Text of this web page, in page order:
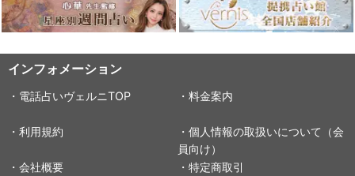
インフォメーション
・電話占いヴェルニTOP ・料金案内
・利用規約
・個人情報の取扱いについて（会
員向け）
・会社概要
・特定商取引